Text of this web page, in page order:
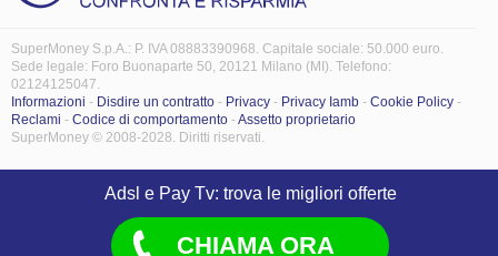
SuperMoney S.p.A.: P. IVA 08883390968. Capitale sociale: 50.000 euro.
Sede legale: Foro Buonaparte 50, 20121 Milano (MI). Telefono:
02124125047.
Informazioni - Disdire un contratto - Privacy - Privacy Iamb - Cookie Policy -
Reclami - Codice di comportamento -Assetto proprietario
SuperMoney © 2008-2028. Diritti riservati.
Adsl e Pay Tv: trova le migliori offerte
CHIAMA ORA